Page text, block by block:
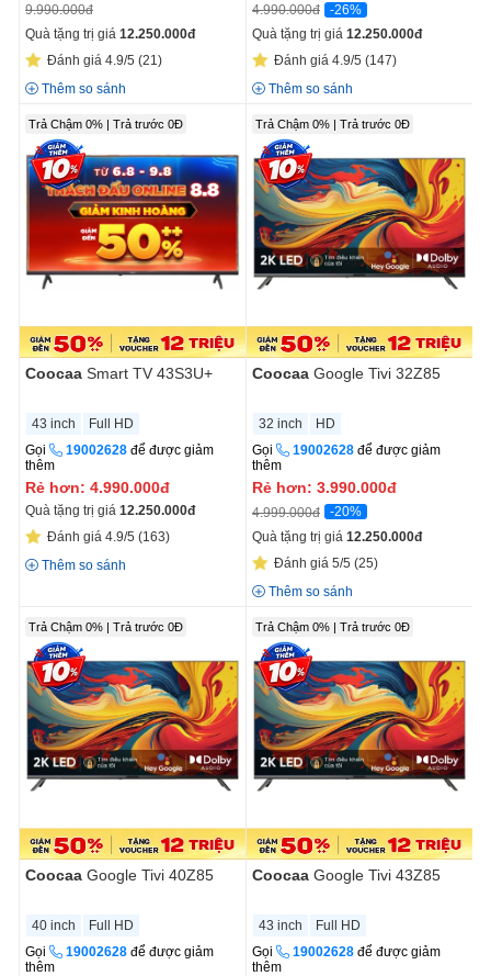
9.990.000đ
Quà tặng trị giá 12.250.000đ
Đánh giá 4.9/5 (21)
Thêm so sánh
4.990.000đ
-26%
Quà tặng trị giá 12.250.000đ
Đánh giá 4.9/5 (147)
Thêm so sánh
Trả Chậm 0% | Trả trước 0Đ
Coocaa Smart TV 43S3U+
43 inch Full HD
Gọi 19002628
thêm
Rẻ hơn: 4.990.000đ
Quà tặng trị giá 12.250.000đ
Đánh giá 4.9/5 (163)
Thêm so sánh
Trả Chậm 0% | Trả trước 0Đ
Coocaa Google Tivi 32Z85
32 inch HD
Gọi 19002628
thêm
Rẻ hơn: 3.990.000đ
4.999.000đ
-20%
Quà tặng trị giá 12.250.000đ
Đánh giá 5/5 (25)
Thêm so sánh
Trả Chậm 0% | Trả trước 0Đ
Coocaa Google Tivi 40Z85
40 inch Full HD
Gọi 19002628
thêm
Trả Chậm 0% | Trả trước 0Đ
Coocaa Google Tivi 43Z85
43 inch Full HD
Gọi 19002628
thêm